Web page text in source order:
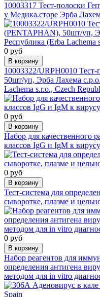
10003317 Тест-полоски
у Медика.сторе Эрба
0 руб
В корзину
10003322/URPH0010
50шт/уп, Эрба Лахема
Lachema s.r.o., Czech
0 руб
В корзину
Набор для качественного
классов IgG и IgM к
0 руб
В корзину
Тест-система для
сыворотке, плазме и
0 руб
В корзину
Набор реагентов для
определения антигена
методом для in vitro